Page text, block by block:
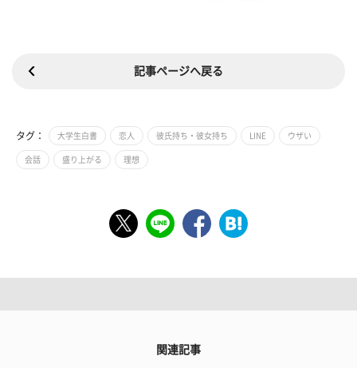
記事ページへ戻る
タグ： 大学生白書 恋人 彼氏持ち・彼女持ち LINE ウザい
会話 盛り上がる 理想
関連記事